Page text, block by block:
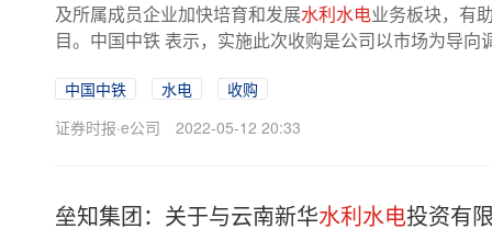
及所属成员企业加快培育和发展水利水电业务板块，有
目。中国中铁 表示，实施此次收购是公司以市场为导
中国中铁 水电
收购
证券时报·e公司
2022-05-12 20:33
垒知集团：关于与云南新华水利水电投资有